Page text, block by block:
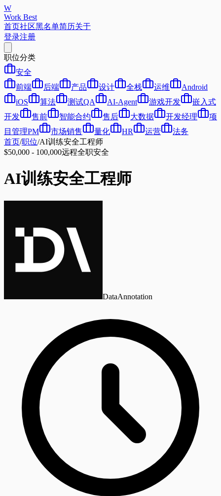
W
Work Best
首页社区黑名单简历关于
登录注册
职位分类
安全
前端
后端 产品 设计 全栈 运维
Android
iOS
算法 测试QA AI-Agent 游戏开发
嵌入式
开发
售前 智能合约 售后 大数据 开发经理
项
目管理PM
市场销售 量化 HR 运营
法务
首页/职位/AI训练安全工程师
$50,000 - 100,000远程全职安全
AI训练安全工程师
DataAnnotation